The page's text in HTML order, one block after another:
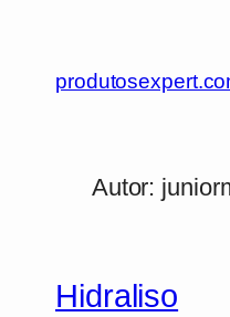
Autor:
Hidraliso